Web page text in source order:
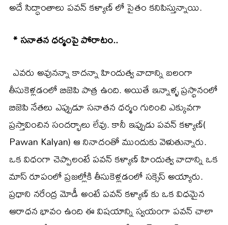
అదే సిద్ధాంతాలు పవన్ కళ్యాణ్ లో సైతం కనిపిస్తున్నాయి.
* సనాతన ధర్మంపై పోరాటం..
ఎవరు అవునన్నా కాదన్నా హిందుత్వ వాదాన్ని బలంగా
తీసుకెళ్లడంలో బిజెపి పాత్ర ఉంది. అయితే ఇన్నాళ్ళ ప్రస్థానంలో
బిజెపి నేతలు ఎప్పుడూ సనాతన ధర్మం గురించి ఎక్కువగా
ప్రస్తావించిన సందర్భాలు లేవు. కానీ ఇప్పుడు పవన్ కళ్యాణ్(
Pawan Kalyan) ఆ నినాదంతో ముందుకు వెళుతున్నారు.
ఒక విధంగా చెప్పాలంటే పవన్ కళ్యాణ్ హిందుత్వ వాదాన్ని ఒక
మాస్ రూపంలో ప్రజల్లోకి తీసుకెళ్లడంలో సక్సెస్ అయ్యారు.
ప్రధాని నరేంద్ర మోడీ అంటే పవన్ కళ్యాణ్ కు ఒక విధమైన
ఆరాధన భావం ఉంది ఈ విషయాన్ని స్వయంగా పవన్ చాలా